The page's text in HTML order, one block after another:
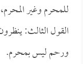
للمحرم وغير
القول الثالث:
ورحم ليس بمحرم.